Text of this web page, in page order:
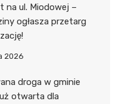
na ul. Miodowej –
ogłasza przetarg
2026
droga w gminie
otwarta dla